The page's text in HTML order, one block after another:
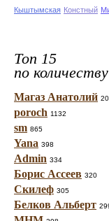
Кыштымская Констный
Топ 15
по
Магаз Анатолий
poroch 1132
sm 865
Yana 398
Admin 334
Борис Ассеев 320
Скилеф 305
Белков Альберт